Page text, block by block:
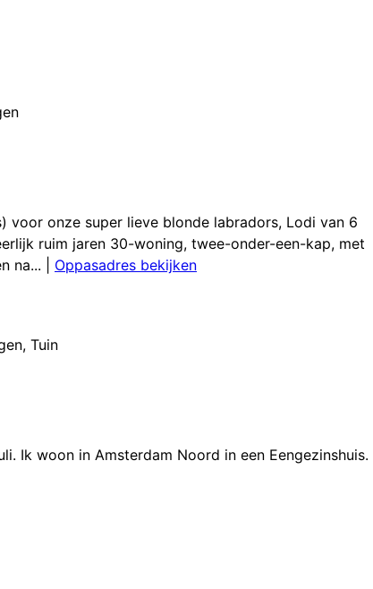
voor onze super lieve blonde labradors, Lodi van 6
ruim jaren 30-woning, twee-onder-een-kap, met
na...
Oppasadres bekijken
, Tuin
Ik woon in Amsterdam Noord in een Eengezinshuis.